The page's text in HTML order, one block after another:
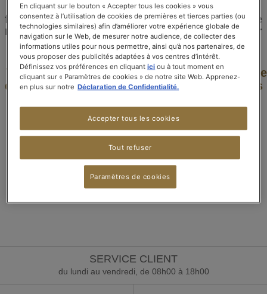
empêcher d'accéder à certaines
fonctionnalités du site. Il est recommandé de
mettre à jour votre navigateur pour améliorer
votre expérience SPECIAL.T.
Vous pouvez télécharger la version actualisée
de l'un de ces excellents navigateurs gratuits
Firefox
SERVICE CLIENT
du lundi au vendredi, de 08h00 à 18h00
En cliquant sur le bouton « Accepter tous les cookies » vous
consentez à l’utilisation de cookies de premières et tierces parties (ou
technologies similaires) afin d’améliorer votre expérience globale de
navigation sur le Web, de mesurer notre audience, de collecter des
informations utiles pour nous permettre, ainsi qu’à nos partenaires, de
vous proposer des publicités adaptées à vos centres d’intérêt.
Définissez vos préférences en cliquantici ou à tout moment en
cliquant sur « Paramètres de cookies » de notre site Web. Apprenez-
en plus sur notre Déclaration de Confidentialité.
Tout refuser
Accepter tous les cookies
Paramètres de cookies